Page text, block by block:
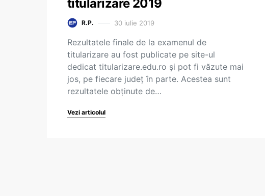
titularizare 2019
R.P. 30 iulie 2019
Rezultatele finale de la examenul de
titularizare au fost publicate pe site-ul
dedicat titularizare.edu.ro și pot fi văzute mai
jos, pe fiecare județ în parte. Acestea sunt
rezultatele obținute de…
Vezi articolul